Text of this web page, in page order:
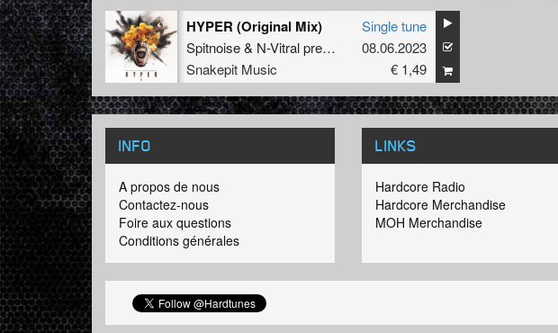
HYPER (Original Mix)
Spitnoise& N-Vitral presents BOMBSQUAD
Snakepit Music
Single tune
08.06.2023
€ 1,49
INFO
A propos de nous
Contactez-nous
Foire aux questions
Conditions générales
LINKS
Hardcore Radio
Hardcore Merchandise
MOH Merchandise